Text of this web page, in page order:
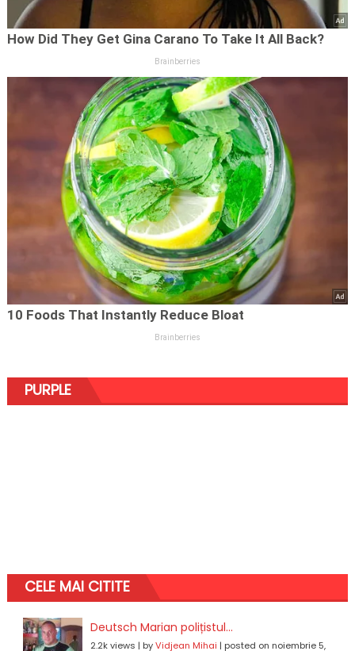
PURPLE
CELE MAI CITITE
Deutsch Marian polițistul...
2.2k views | byVidjean Mihai | posted on noiembrie 5,